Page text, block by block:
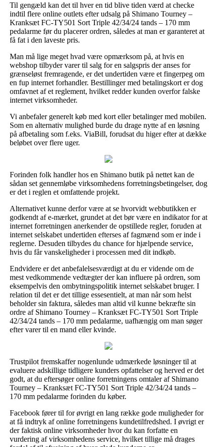
Til gengæld kan det til hver en tid blive tiden værd at checke
indtil flere online outlets efter udsalg på Shimano Tourney –
Kranksæt FC-TY501 Sort Triple 42/34/24 tands – 170 mm
pedalarme før du placerer ordren, således at man er garanteret at
få fat i den laveste pris.
Man må lige meget hvad være opmærksom på, at hvis en
webshop tilbyder varer til salg for en salgspris der anses for
grænseløst fremragende, er det undertiden være et fingerpeg om
en fup internet forhandler. Bestillinger med betalingskort er dog
omfavnet af et reglement, hvilket redder kunden overfor falske
internet virksomheder.
Vi anbefaler generelt køb med kort eller betalinger med mobilen.
Som en alternativ mulighed burde du drage nytte af en løsning
på afbetaling som f.eks. ViaBill, forudsat du higer efter at dække
beløbet over flere uger.
Forinden folk handler hos en Shimano butik på nettet kan de
sådan set gennemløbe virksomhedens forretningsbetingelser, dog
er det i reglen et omfattende projekt.
Alternativet kunne derfor være at se hvorvidt webbutikken er
godkendt af e-mærket, grundet at det bør være en indikator for at
internet forretningen anerkender de opstillede regler, foruden at
internet selskabet undertiden efterses af fagmænd som er inde i
reglerne. Desuden tilbydes du chance for hjælpende service,
hvis du får vanskeligheder i processen med dit indkøb.
Endvidere er det anbefalelsesværdigt at du er vidende om de
mest vedkommende vedtægter der kan influere på ordren, som
eksempelvis den ombytningspolitik internet selskabet bruger. I
relation til det er det tillige essesentielt, at man når som helst
beholder sin faktura, således man altid vil kunne bekræfte sin
ordre af Shimano Tourney – Kranksæt FC-TY501 Sort Triple
42/34/24 tands – 170 mm pedalarme, uafhængig om man søger
efter varer til en mand eller kvinde.
Trustpilot fremskaffer nogenlunde udmærkede løsninger til at
evaluere adskillige tidligere kunders opfattelser og herved er det
godt, at du eftersøger online forretningens omtaler af Shimano
Tourney – Kranksæt FC-TY501 Sort Triple 42/34/24 tands –
170 mm pedalarme forinden du køber.
Facebook fører til for øvrigt en lang række gode muligheder for
at få indtryk af online forretningens kundetilfredshed. I øvrigt er
der faktisk online virksomheder hvor du kan forfatte en
vurdering af virksomhedens service, hvilket tillige må drages